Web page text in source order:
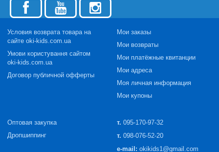
Условия возврата товара на
сайте oki-kids.com.ua
Умови користування сайтом
oki-kids.com.ua
Договор публичной офферты
Мои заказы
Мои возвраты
Мои платёжные квитанции
Мои адреса
Моя личная информация
Мои купоны
Оптовая закупка
Дропшиппинг
т. 095-170-97-32
т. 098-076-52-20
e-mail: okikids1@gmail.com